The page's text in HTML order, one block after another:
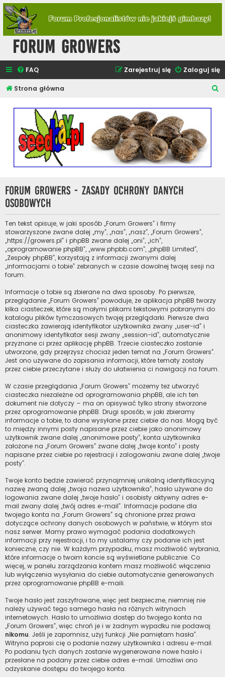
Forum Growers
FAQ Zaloguj się
Zarejestruj się
Strona główna
Forum Growers - Zasady ochrony danych
osobowych
Ten tekst opisuje, w jaki sposób „Forum Growers” i firmy
stowarzyszone zwane dalej „my”, „nas”, „nasz”, „Forum Growers”,
„https://growers.pl” i phpBB zwane dalej „oni”, „ich”,
„oprogramowanie phpBB”, „www.phpbb.com”, „phpBB Limited”,
„Zespoły phpBB”, korzystają z informacji zwanymi dalej
„informacjami o tobie” zebranych w czasie dowolnej twojej sesji na
forum.
Informacje o tobie są zbierane na dwa sposoby. Po pierwsze,
przeglądanie „Forum Growers” powoduje, że aplikacja phpBB tworzy
kilka ciasteczek, które są małymi plikami tekstowymi pobranymi do
katalogu plików tymczasowych twojej przeglądarki. Pierwsze dwa
ciasteczka zawierają identyfikator użytkownika zwany „user-id” i
anonimowy identyfikator sesji zwany „session-id”, automatycznie
przyznane ci przez aplikację phpBB. Trzecie ciasteczko zostanie
utworzone, gdy przejrzysz chociaż jeden temat na „Forum Growers”.
Jest ono używane do zapisania informacji, które tematy zostały
przez ciebie przeczytane i służy do ułatwienia ci nawigacji na forum.
W czasie przeglądania „Forum Growers” możemy też utworzyć
ciasteczka niezależne od oprogramowania phpBB, ale ich ten
dokument nie dotyczy – ma on opisywać tylko strony stworzone
przez oprogramowanie phpBB. Drugi sposób, w jaki zbieramy
informacje o tobie, to dane wysyłane przez ciebie do nas. Mogą być
to między innymi posty napisane przez ciebie jako anonimowy
użytkownik zwane dalej „anonimowe posty”, konta użytkownika
założone na „Forum Growers” zwane dalej „twoje konto” i posty
napisane przez ciebie po rejestracji i zalogowaniu zwane dalej „twoje
posty”.
Twoje konto będzie zawierać przynajmniej unikalną identyfikacyjną
nazwę zwaną dalej „twoja nazwa użytkownika”, hasło używane do
logowania zwane dalej „twoje hasło” i osobisty aktywny adres e-
mail zwany dalej „twój adres e-mail”. Informacje podane dla
twojego konta na „Forum Growers” są chronione przez prawa
dotyczące ochrony danych osobowych w państwie, w którym stoi
nasz serwer. Mamy prawo wymagać podania dodatkowych
informacji przy rejestracji, i to my ustalamy czy podanie ich jest
konieczne, czy nie. W każdym przypadku, masz możliwość wybrania,
które informacje o twoim koncie są wyświetlane publicznie. Co
więcej, w panelu zarządzania kontem masz możliwość włączenia
lub wyłączenia wysyłania do ciebie automatycznie generowanych
przez oprogramowanie phpBB e-maili.
Twoje hasło jest zaszyfrowane, więc jest bezpieczne, niemniej nie
należy używać tego samego hasła na różnych witrynach
internetowych. Hasło to umożliwia dostęp do twojego konta na
„Forum Growers”, więc chroń je i w żadnym wypadku nie podawaj
nikomu. Jeśli je zapomnisz, użyj funkcji „Nie pamiętam hasła”.
Witryna poprosi cię o podanie nazwy użytkownika i adresu e-mail.
Po podaniu tych danych zostanie wygenerowane nowe hasło i
przesłane na podany przez ciebie adres e-mail. Umożliwi ono
odzyskanie dostępu do twojego konta.